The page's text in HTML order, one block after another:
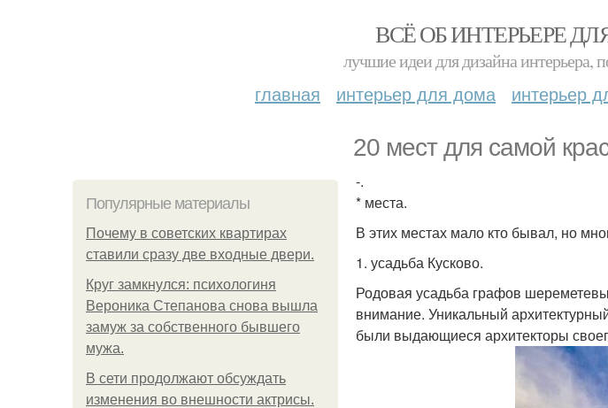
ВСЁ ОБ ИНТЕРЬЕРЕ
лучшие идеи для дизайна интерьера,
главная интерьер для дома интерьер
20 мест для самой
Популярные материалы
Почему в советских квартирах
ставили сразу две входные двери.
Круг замкнулся: психологиня
Вероника Степанова снова вышла
замуж за собственного бывшего
мужа.
В сети продолжают обсуждать
изменения во внешности актрисы.
-.
* места.
В этих местах мало кто бывал, но
1. усадьба Кусково.
Родовая усадьба графов
внимание. Уникальный
были выдающиеся архитекторы